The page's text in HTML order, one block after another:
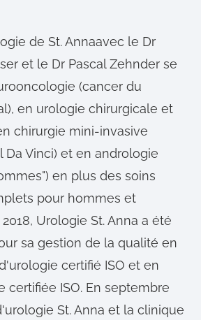
de St. Annaavec le Dr
et le Dr Pascal Zehnder se
(cancer du
en urologie chirurgicale et
chirurgie mini-invasive
Da Vinci) et en andrologie
en plus des soins
pour hommes et
Urologie St. Anna a été
sa gestion de la qualité en
certifié ISO et en
certifiée ISO. En septembre
St. Anna et la clinique